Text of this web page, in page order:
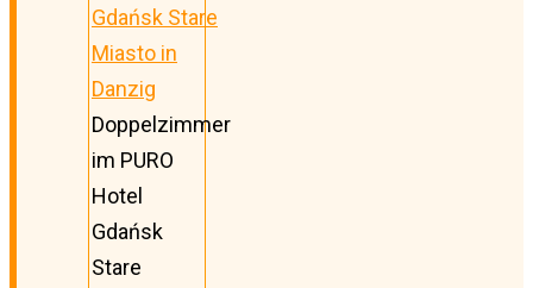
Doppelzimmer
im PURO
Hotel
Gdańsk
Stare